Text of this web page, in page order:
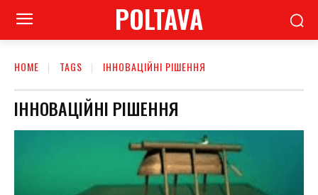
POLTAVA
HOME TAGS ІННОВАЦІЙНІ РІШЕННЯ
ІННОВАЦІЙНІ РІШЕННЯ